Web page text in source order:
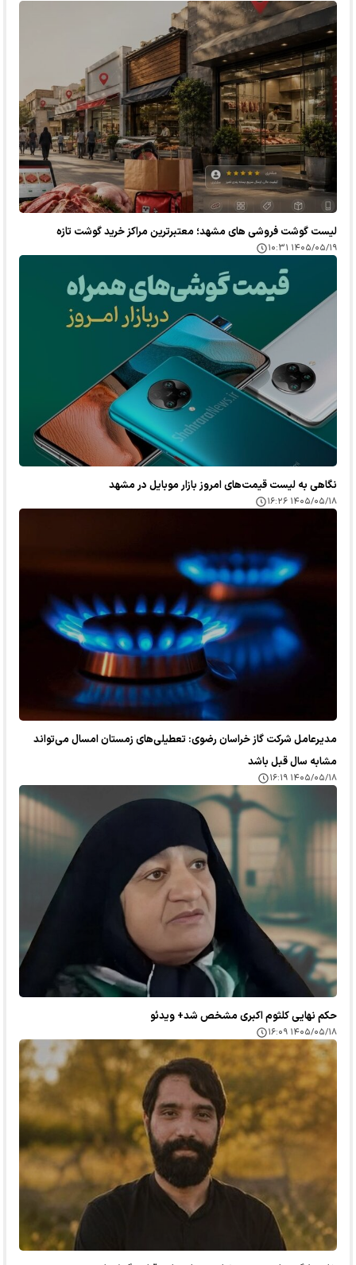
لیست گوشت فروشی های مشهد؛ معتبرترین مراکز خرید گوشت تازه
۱۴۰۵/۰۵/۱۹ ۱۰:۳۱
نگاهی به لیست قیمت‌های امروز بازار موبایل در مشهد
۱۴۰۵/۰۵/۱۸ ۱۶:۲۶
مدیرعامل شرکت گاز خراسان رضوی: تعطیلی‌های زمستان امسال می‌تواند
مشابه سال قبل باشد
۱۴۰۵/۰۵/۱۸ ۱۶:۱۹
حکم نهایی کلثوم اکبری مشخص شد+ ویدئو
۱۴۰۵/۰۵/۱۸ ۱۶:۰۹